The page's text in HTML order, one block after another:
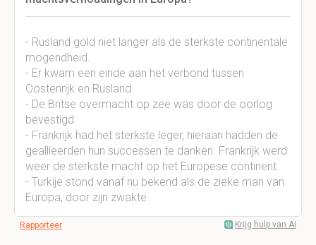
- Rusland gold niet langer als de sterkste continentale
mogendheid.
- Er kwam een einde aan het verbond tussen
Oostenrijk en Rusland.
- De Britse overmacht op zee was door de oorlog
bevestigd.
- Frankrijk had het sterkste leger, hieraan hadden de
geallieerden hun successen te danken. Frankrijk werd
weer de sterkste macht op het Europese continent.
- Turkije stond vanaf nu bekend als de zieke man van
Europa, door zijn zwakte.
Rapporteer Krijg hulp van AI